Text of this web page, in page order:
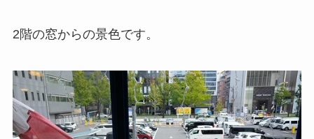
2階の窓からの景色です。